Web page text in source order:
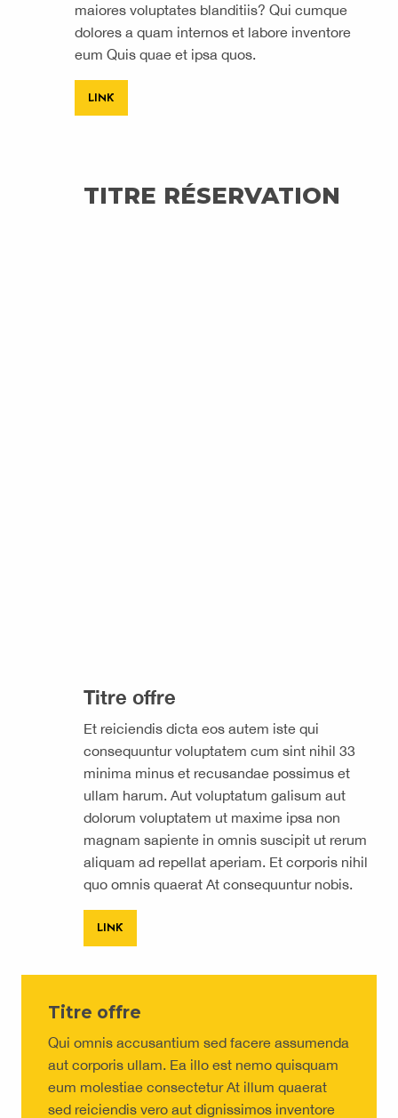
maiores voluptates blanditiis? Qui cumque
dolores a quam internos et labore inventore
eum Quis quae et ipsa quos.
LINK
TITRE RÉSERVATION
Titre offre
Et reiciendis dicta eos autem iste qui
consequuntur voluptatem cum sint nihil 33
minima minus et recusandae possimus et
ullam harum. Aut voluptatum galisum aut
dolorum voluptatem ut maxime ipsa non
magnam sapiente in omnis suscipit ut rerum
aliquam ad repellat aperiam. Et corporis nihil
quo omnis quaerat At consequuntur nobis.
LINK
Titre offre
Qui omnis accusantium sed facere assumenda
aut corporis ullam. Ea illo est nemo quisquam
eum molestiae consectetur At illum quaerat
sed reiciendis vero aut dignissimos inventore